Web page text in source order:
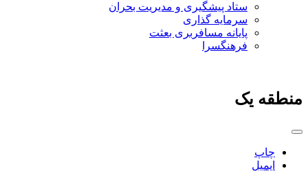
ستاد پیشگیری و مدیریت بحران
سرمایه گذاری
پایانه مسافربری بعثت
فرهنگسرا
منطقه یک
چاپ
ایمیل